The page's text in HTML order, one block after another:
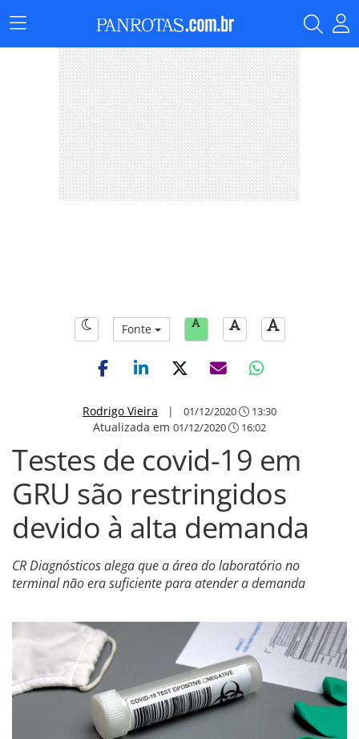
Menu
Principal
Fonte
Rodrigo Vieira | 01/12/2020 13:30
Atualizada em 01/12/2020 16:02
Testes de covid-19 em
GRU são restringidos
devido à alta demanda
CR Diagnósticos alega que a área do laboratório no
terminal não era suficiente para atender a demanda